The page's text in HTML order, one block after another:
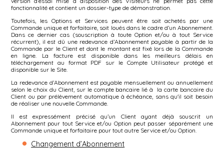
fonctionnalité et contient un dossier-type de démonstration.
Toutefois, les Options et Services peuvent être soit achetés par une
Commande unique et forfaitaire, soit loués dans le cadre d’un Abonnement.
Dans ce dernier cas (souscription à toute Option et/ou à tout Service
récurrent), il est dû une redevance d’Abonnement payable à partir de la
Commande par le Client et dont le montant est fixé lors de la Commande
en ligne. La facture est disponible dans les meilleurs délais en
téléchargement au format PDF sur le Compte Utilisateur protégé et
disponible sur le Site.
La redevance d’Abonnement est payable mensuellement ou annuellement
selon le choix du Client, sur le compte bancaire lié à la carte bancaire du
Client ou par prélèvement automatique à échéance, sans qu'il soit besoin
de réaliser une nouvelle Commande.
Il est expressément précisé qu’un Client ayant déjà souscrit un
Abonnement pour tout Service et/ou Option peut passer séparément une
Commande unique et forfaitaire pour tout autre Service et/ou Option.
Changement d’Abonnement